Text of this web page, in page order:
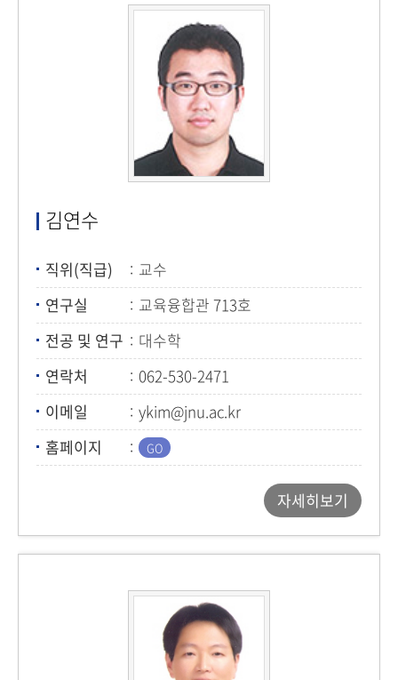
김연수
직위(직급)
교수
연구실
교육융합관 713호
전공 및 연구
대수학
연락처
062-530-2471
이메일
ykim@jnu.ac.kr
홈페이지
자세히보기